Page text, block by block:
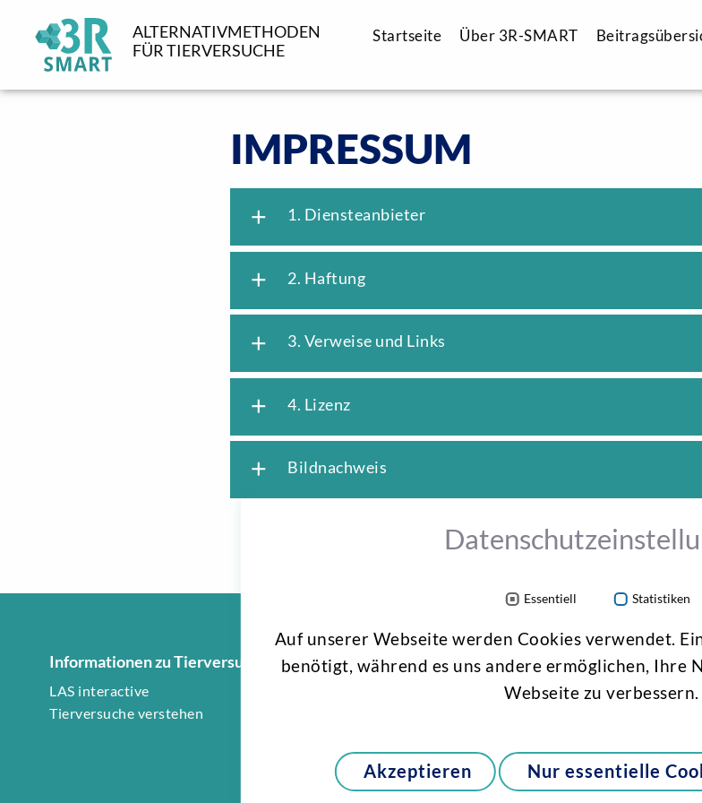
ALTERNATIVMETHODEN
FÜR TIERVERSUCHE
Startseite Über 3R-SMART
IMPRESSUM
add 1. Diensteanbieter
add 2. Haftung
add 3. Verweise und Links
add 4. Lizenz
add Bildnachweis
Informationen zu Tierversuchen
LAS interactive
Tierversuche verstehen
Informationen zu 3R-SMART Social Media
Twitter
Essentiell Statistiken
Auf unserer Webseite werden Cookies verwendet.
benötigt, während es uns andere ermöglichen, Ihre
Webseite zu verbessern.
Akzeptieren Nur essentielle